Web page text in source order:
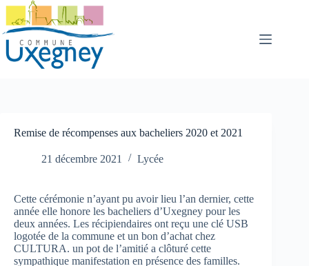
Passer
contenu
Remise de récompenses aux bacheliers 2020 et 2021
21 décembre 2021 Lycée
Cette cérémonie n’ayant pu avoir lieu l’an dernier, cette
année elle honore les bacheliers d’Uxegney pour les
deux années. Les récipiendaires ont reçu une clé USB
logotée de la commune et un bon d’achat chez
CULTURA. un pot de l’amitié a clôturé cette
sympathique manifestation en présence des familles.